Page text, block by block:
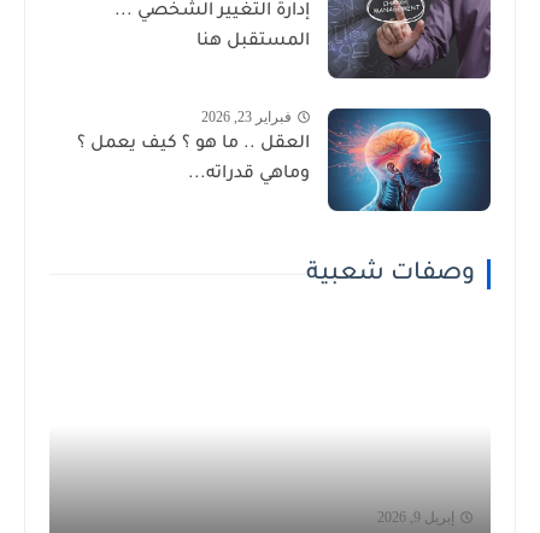
إدارة التغيير الشخصي ...
المستقبل هنا
فبراير 23, 2026
العقل .. ما هو ؟ كيف يعمل ؟
وماهي قدراته...
وصفات شعبية
إبريل 9, 2026